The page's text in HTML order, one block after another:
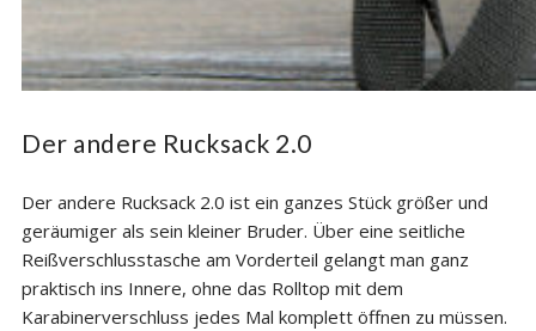
Der andere Rucksack 2.0
Der andere Rucksack 2.0 ist ein ganzes Stück größer und
geräumiger als sein kleiner Bruder. Über eine seitliche
Reißverschlusstasche am Vorderteil gelangt man ganz
praktisch ins Innere, ohne das Rolltop mit dem
Karabinerverschluss jedes Mal komplett öffnen zu müssen.